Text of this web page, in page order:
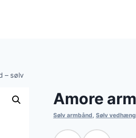
– sølv
Amore
Sølv armbånd, Sølv